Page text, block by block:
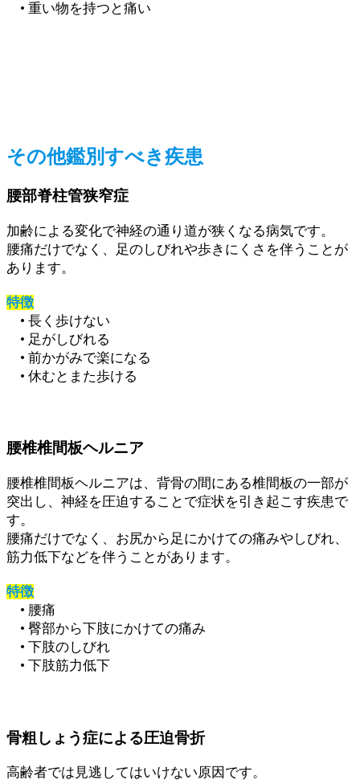
• 重い物を持つと痛い
その他鑑別すべき疾患
腰部脊柱管狭窄症
加齢による変化で神経の通り道が狭くなる病気です。
腰痛だけでなく、足のしびれや歩きにくさを伴うことが
あります。
特徴
• 長く歩けない
• 足がしびれる
• 前かがみで楽になる
• 休むとまた歩ける
腰椎椎間板ヘルニア
腰椎椎間板ヘルニアは、背骨の間にある椎間板の一部が
突出し、神経を圧迫することで症状を引き起こす疾患で
す。
腰痛だけでなく、お尻から足にかけての痛みやしびれ、
筋力低下などを伴うことがあります。
特徴
• 腰痛
• 臀部から下肢にかけての痛み
• 下肢のしびれ
• 下肢筋力低下
骨粗しょう症による圧迫骨折
高齢者では見逃してはいけない原因です。